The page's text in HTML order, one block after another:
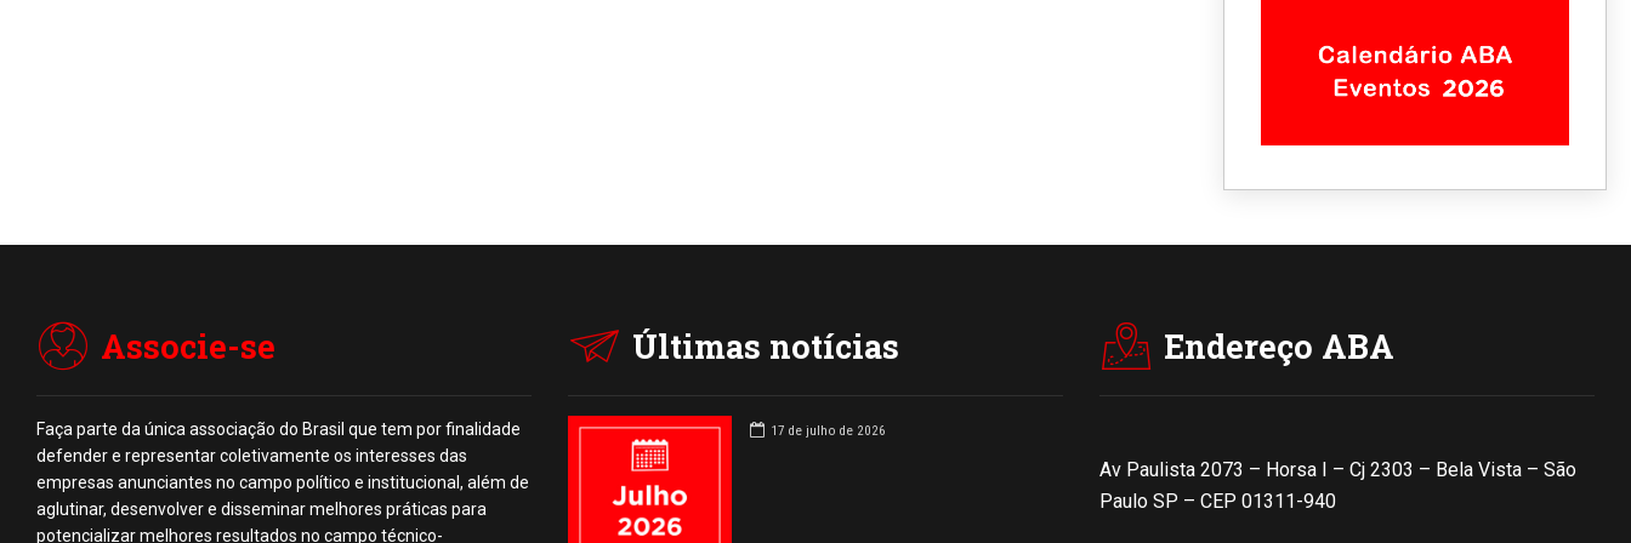
Associe-se
Faça parte da única associação do Brasil que tem por finalidade
defender e representar coletivamente os interesses das
empresas anunciantes no campo político e institucional, além de
aglutinar, desenvolver e disseminar melhores práticas para
potencializar melhores resultados no campo técnico-
Últimas notícias
17 de julho de 2026
Endereço ABA
Av Paulista 2073 – Horsa I – Cj 2303 – Bela Vista – São
Paulo SP – CEP 01311-940